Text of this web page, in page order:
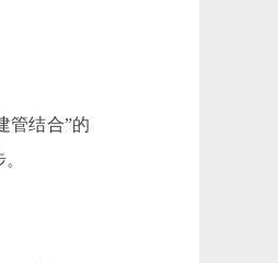
管结合”的